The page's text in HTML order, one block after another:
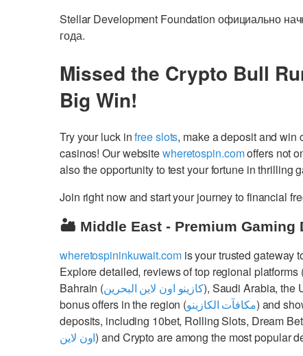
Stellar Development Foundation официально
года.
Missed the Crypto Bull
Big Win!
Try your luck infree slots, make a deposit and win
casinos! Our websitewheretospin.comoffers not
also the opportunity to test your fortune in thrilling
Join right now and start your journey to financial
🏜️ Middle East - Premium Gaming
wheretospininkuwait.comis your trusted gateway
Explore detailed, reviews of top regional platforms
Bahrain (كازينو اون لاين البحرين), Saudi Arabia, the
bonus offers in the region (مكافآت الكازينو) and
deposits, including 10bet, Rolling Slots, Dream
اون لاين) and Crypto are among the most popular